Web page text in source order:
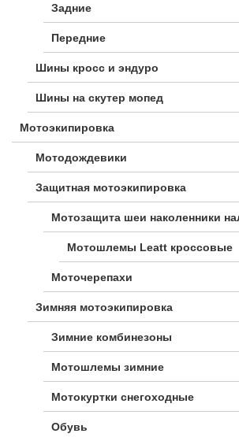
Задние
Передние
Шины кросс и эндуро
Шины на скутер мопед
Мотоэкипировка
Мотодождевики
Защитная мотоэкипировка
Мотозащита шеи наколенники
Мотошлемы Leatt кроссовые
Моточерепахи
Зимняя мотоэкипировка
Зимние комбинезоны
Мотошлемы зимние
Мотокуртки снегоходные
Обувь